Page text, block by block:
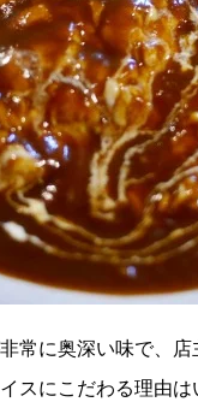
常に奥深い味で、
スにこだわる理由は